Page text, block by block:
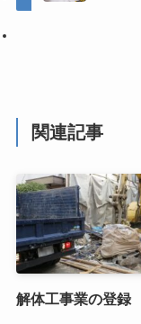
関連記事
解体工事業の登録